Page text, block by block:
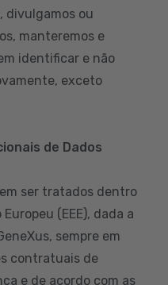
divulgamos ou
manteremos e
identificar e não
exceto
de Dados
ser tratados dentro
(EEE), dada a
sempre em
contratuais de
e de acordo com as